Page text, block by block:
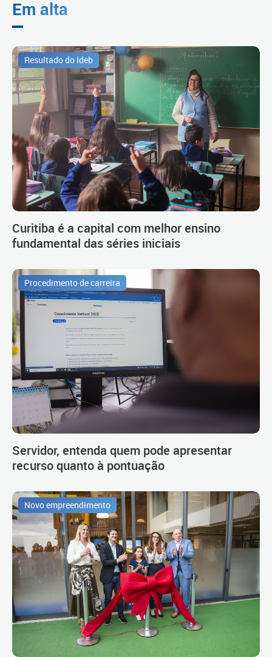
Em alta
Resultado do Ideb
Curitiba é a capital com melhor ensino
fundamental das séries iniciais
Procedimento de carreira
Servidor, entenda quem pode apresentar
recurso quanto à pontuação
Novo empreendimento